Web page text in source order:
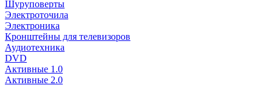
Шуруповерты
Электроточила
Электроника
Кронштейны для телевизоров
Аудиотехника
DVD
Активные 1.0
Активные 2.0